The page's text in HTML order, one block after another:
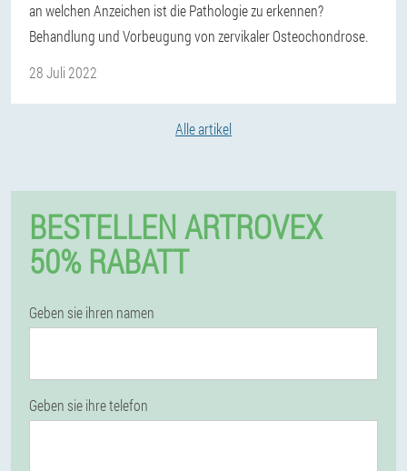
an welchen Anzeichen ist die Pathologie zu erkennen?
Behandlung und Vorbeugung von zervikaler Osteochondrose.
28 Juli 2022
Alle artikel
BESTELLEN ARTROVEX
50% RABATT
Geben sie ihren namen
Geben sie ihre telefon